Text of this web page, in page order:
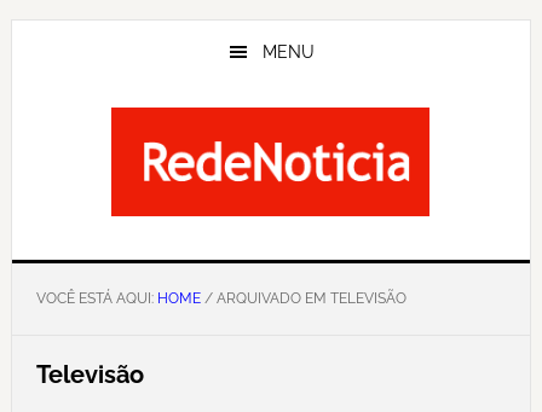
Skip
MENU
VOCÊ ESTÁ AQUI: HOME/ ARQUIVADO EM TELEVISÃO
Televisão